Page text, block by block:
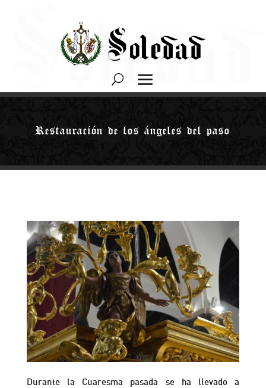
Restauración de los ángeles del paso
Durante la Cuaresma pasada se ha llevado a